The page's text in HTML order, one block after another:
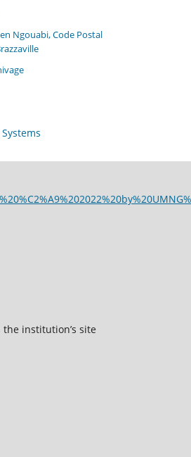
Ngouabi, Code Postal
institution’s site